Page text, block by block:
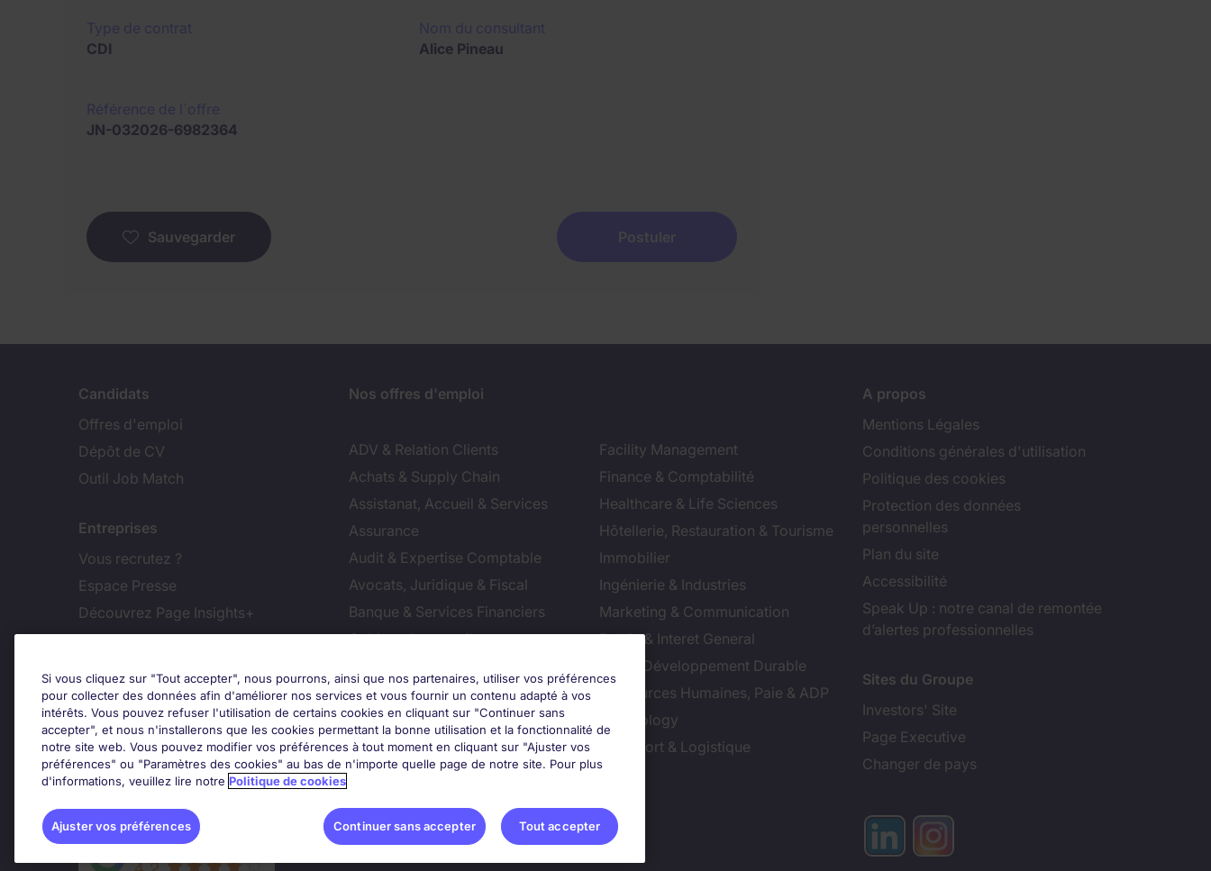
CDI
Alice Pineau
JN-032026-6982364
Sauvegarder Postuler
Candidats
Offres d'emploi
Dépôt de CV
Outil Job Match
Entreprises
Vous recrutez ?
Espace Presse
Découvrez Page Insights+
Nos bureaux en France
Nous contacter
Nous rejoindre
Google Rating
Nos offres d'emploi
ADV & Relation Clients
Achats & Supply Chain
Assistanat, Accueil & Services
Assurance
Audit & Expertise Comptable
Avocats, Juridique & Fiscal
Banque & Services Financiers
Cabinet de conseil
Construction
Dirigeants
Distribution & Commerce
Facility Management
Finance & Comptabilité
Healthcare & Life Sciences
Hôtellerie, Restauration & Tourisme
Immobilier
Ingénierie & Industries
Marketing & Communication
Public & Interet General
RSE & Développement Durable
Ressources Humaines, Paie & ADP
Technology
Transport & Logistique
A propos
Mentions Légales
Conditions générales d'utilisation
Politique des cookies
Protection des données
personnelles
Plan du site
Accessibilité
Speak Up : notre canal de remontée
d’alertes professionnelles
Sites du Groupe
Investors' Site
Page Executive
Changer de pays
Si vous cliquez sur "Tout accepter", nous pourrons, ainsi que nos partenaires, utiliser vos préférences
pour collecter des données afin d'améliorer nos services et vous fournir un contenu adapté à vos
intérêts. Vous pouvez refuser l'utilisation de certains cookies en cliquant sur "Continuer sans
accepter", et nous n'installerons que les cookies permettant la bonne utilisation et la fonctionnalité de
notre site web. Vous pouvez modifier vos préférences à tout moment en cliquant sur "Ajuster vos
préférences" ou "Paramètres des cookies" au bas de n'importe quelle page de notre site. Pour plus
d'informations, veuillez lire notre Politique de cookies
Ajuster vos préférences Continuer sans accepter Tout accepter